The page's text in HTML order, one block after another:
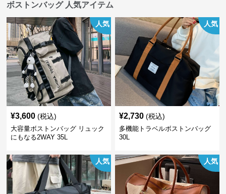
ボストンバッグ 人気アイテム
人気
¥3,600 (税込)
大容量ボストンバッグ リュック
にもなる2WAY 35L
人気
¥2,730 (税込)
多機能トラベルボストンバッグ
30L
人気 人気